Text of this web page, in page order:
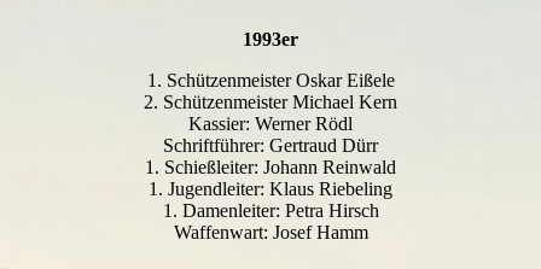
1993er
1. Schützenmeister Oskar Eißele
2. Schützenmeister Michael Kern
Kassier: Werner Rödl
Schriftführer: Gertraud Dürr
1. Schießleiter: Johann Reinwald
1. Jugendleiter: Klaus Riebeling
1. Damenleiter: Petra Hirsch
Waffenwart: Josef Hamm